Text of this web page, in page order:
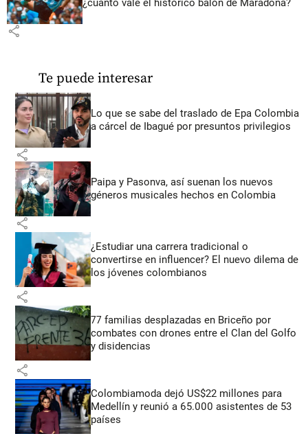
¿cuánto vale el histórico balón de Maradona?
share
Te puede interesar
Lo que se sabe del traslado de Epa Colombia
a cárcel de Ibagué por presuntos privilegios
share
Paipa y Pasonva, así suenan los nuevos
géneros musicales hechos en Colombia
share
¿Estudiar una carrera tradicional o
convertirse en influencer? El nuevo dilema de
los jóvenes colombianos
share
77 familias desplazadas en Briceño por
combates con drones entre el Clan del Golfo
y disidencias
share
Colombiamoda dejó US$22 millones para
Medellín y reunió a 65.000 asistentes de 53
países